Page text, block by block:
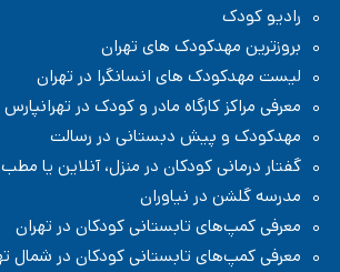
رادیو کودک
بروزترین مهدکودک های تهران
لیست مهدکودک های انسانگرا در تهران
معرفی مراکز کارگاه مادر و کودک در تهرانپارس
مهدکودک و پیش دبستانی در رسالت
گفتار درمانی کودکان در منزل، آنلاین یا مطب
مدرسه گلشن در نیاوران
معرفی کمپ‌های تابستانی کودکان در تهران
معرفی کمپ‌های تابستانی کودکان در شمال